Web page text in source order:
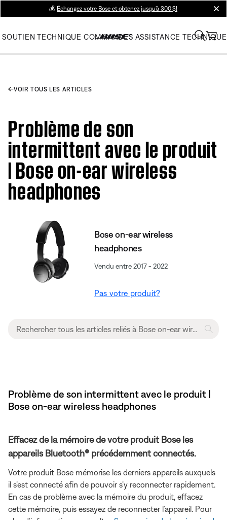
💰 Échangez votre Bose et obtenez jusqu’à 300 $!
SOUTIEN TECHNIQUE COMMANDES ASSISTANCE TECHNIQUE
VOIR TOUS LES ARTICLES
Problème de son
intermittent avec le produit
| Bose on-ear wireless
headphones
Bose on-ear wireless
headphones
Vendu entre 2017 - 2022
Pas votre produit?
Problème de son intermittent avec le produit |
Bose on-ear wireless headphones
Effacez de la mémoire de votre produit Bose les
appareils Bluetooth® précédemment connectés.
Votre produit Bose mémorise les derniers appareils auxquels
il s’est connecté afin de pouvoir s’y reconnecter rapidement.
En cas de problème avec la mémoire du produit, effacez
cette mémoire, puis essayez de reconnecter l’appareil. Pour